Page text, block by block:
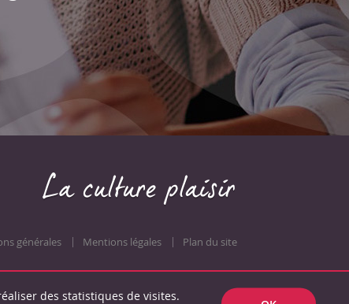
générales Mentions légales Plan du site
des statistiques de visites.